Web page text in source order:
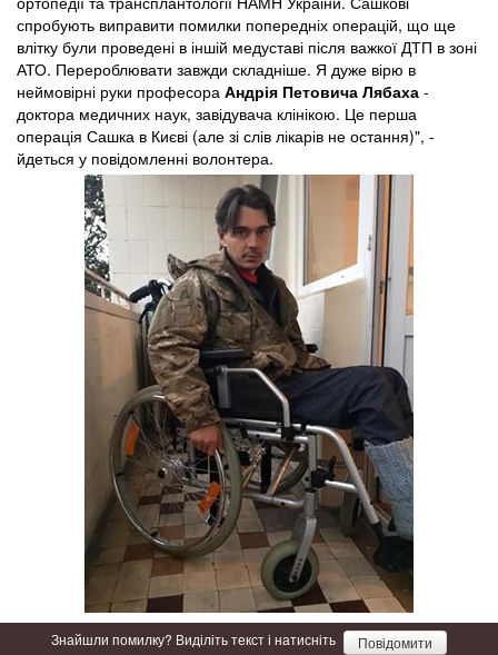
спробують виправити помилки попередніх операцій, що ще
влітку були проведені в іншій медуставі після важкої ДТП в зоні
АТО. Перероблювати завжди складніше. Я дуже вірю в
неймовірні руки професора Андрія Петовича Лябаха -
доктора медичних наук, завідувача клінікою. Це перша
операція Сашка в Києві (але зі слів лікарів не остання)", -
йдеться у повідомленні волонтера.
Знайшли помилку? Виділіть текст і натисніть Повідомити